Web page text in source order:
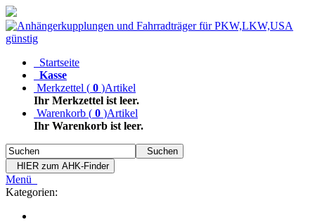
Startseite
Kasse
Merkzettel ( 0 )Artikel
Ihr Merkzettel ist leer.
Warenkorb ( 0 )Artikel
Ihr Warenkorb ist leer.
Suchen
HIER zum AHK-Finder
Menü
Kategorien: